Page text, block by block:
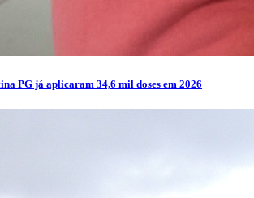
PG já aplicaram 34,6 mil doses em 2026